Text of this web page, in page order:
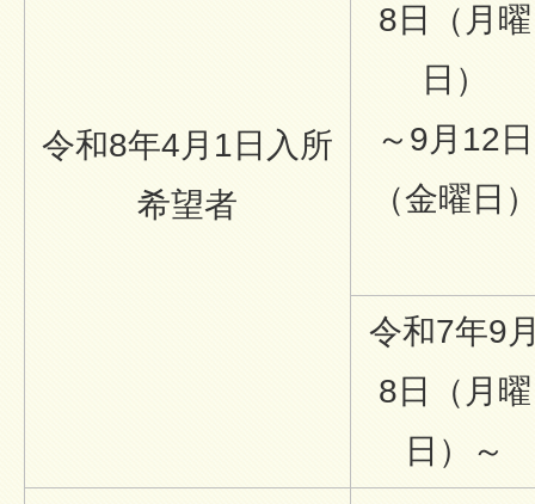
令和8年4月1日入所
希望者
8日（月曜
日）
～9月12日
（金曜日
令和7年9
8日（月曜
日）～